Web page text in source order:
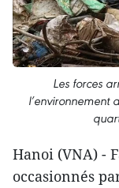
Les forces
l’environnement
Hanoi (VNA) -
occasionnés